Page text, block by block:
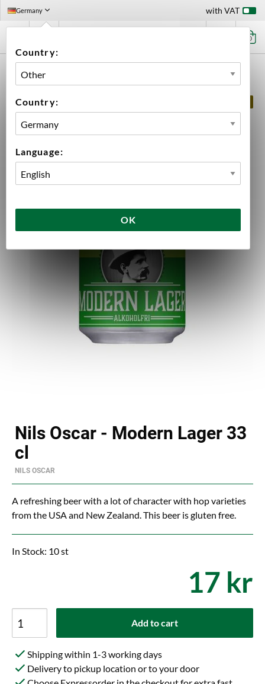
Germany
Country:
Country:
Language:
OK
with VAT
0
Nils Oscar - Modern Lager 33
cl
NILS OSCAR
A refreshing beer with a lot of character with hop varieties
from the USA and New Zealand. This beer is gluten free.
In Stock: 10 st
17 kr
Add to cart
Shipping within 1-3 working days
Delivery to pickup location or to your door